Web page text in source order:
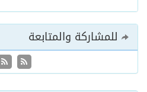
للمشاركة والمتابعة